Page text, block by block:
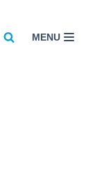
MENU